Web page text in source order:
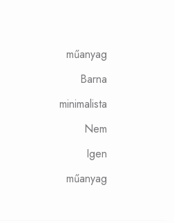
műanyag
Barna
minimalista
Nem
Igen
műanyag